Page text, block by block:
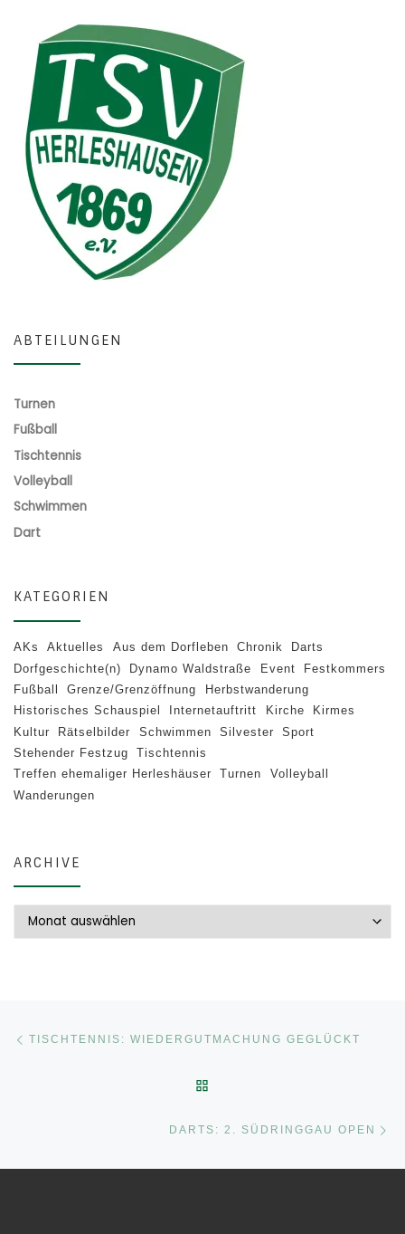
ABTEILUNGEN
Turnen
Fußball
Tischtennis
Volleyball
Schwimmen
Dart
KATEGORIEN
AKs Aktuelles Aus dem Dorfleben Chronik
Darts
Dorfgeschichte(n)
Dynamo Waldstraße Event
Festkommers
Fußball
Grenze/Grenzöffnung
Herbstwanderung
Historisches Schauspiel
Internetauftritt Kirche
Kirmes
Kultur
Rätselbilder Schwimmen Silvester
Sport
Stehender Festzug
Tischtennis
Treffen ehemaliger Herleshäuser
Turnen
Volleyball
Wanderungen
ARCHIVE
Beitragsnavigation
TISCHTENNIS: WIEDERGUTMACHUNG GEGLÜCKT
DARTS: 2. SÜDRINGGAU OPEN